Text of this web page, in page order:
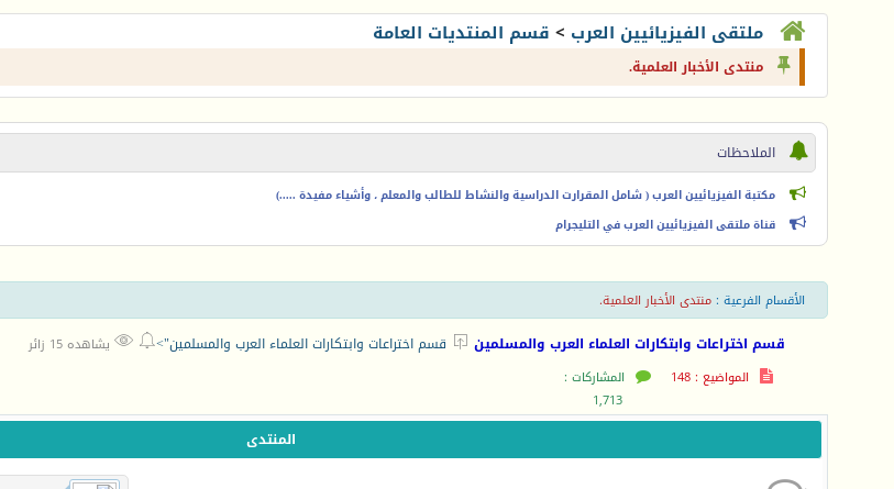
ملتقى الفيزيائيين العرب > قسم المنتديات العامة
منتدى الأخبار العلمية.
الملاحظات
مكتبة الفيزيائيين العرب ( شامل المقرارت الدراسية والنشاط للطالب والمعلم ، وأشياء مفيدة .....)
قناة ملتقى الفيزيائيين العرب في التليجرام
الأقسام الفرعية :منتدى الأخبار العلمية.
قسم اختراعات وابتكارات العلماء العرب والمسلمين  قسم اختراعات وابتكارات العلماء العرب والمسلمين">
 يشاهده 15 زائر
المواضيع : 148
المشاركات :
1,713
المنتدى